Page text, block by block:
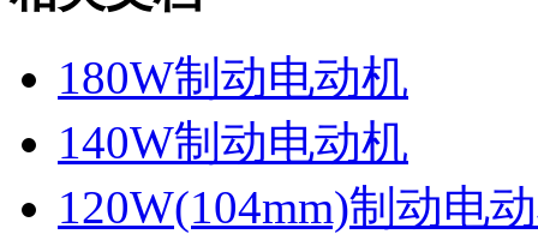
180W制动电动机
140W制动电动机
120W(104mm)制动电